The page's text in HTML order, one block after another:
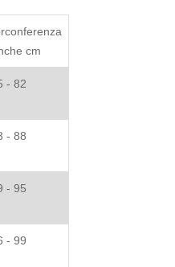
cm
- 82
- 88
- 95
- 99